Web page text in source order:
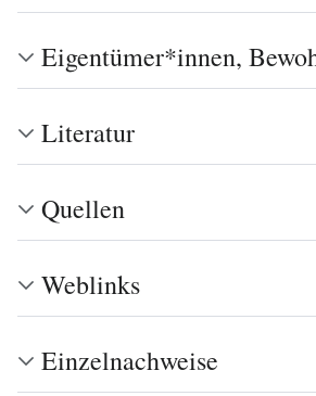
Eigentümer*innen,
Literatur
Quellen
Weblinks
Einzelnachweise